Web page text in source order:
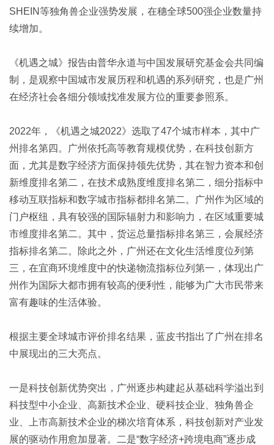
SHEIN等独角兽企业强势发展，在穗全球500强企业数量持
续增加。
《机遇之城》报告由普华永道与中国发展研究基金会共同编
制，是观察中国城市发展历程和机遇的系列研究，也是广州
在经济社会各细分领域找准发展方位的重要参照系。
2022年，《机遇之城2022》选取了47个城市样本，其中广
州排名第四。广州依托高等教育规模优势，在科技创新方
面，尤其是数字经济方面保持领先优势，其在智力资本和创
新维度排名第二，在技术成熟度维度排名第二，细分指标中
移动互联指标和数字城市指标都排名第二。广州作为区域的
门户枢纽，具有较强的国际辐射力和影响力，在区域重要城
市维度排名第二。其中，货运总量指标排名第三，会展经济
指标排名第二。除此之外，广州还在文化生活维度位列第
三，在宜商环境维度中的快递物流指标位列第一，体现出广
州作为国际大都市拥有较高的便利性，能够为广大市民带来
富有趣味的生活体验。
根据主要全球城市评价排名结果，蓝皮书指出了广州在排名
中展现出的三大亮点。
一是科技创新优势突出，广州逐步构建起从基础科学溢出到
科技型中小企业、高新技术企业、硬科技企业、独角兽企
业、上市高新技术企业的梯次培育体系，科技创新对产业发
展的驱动作用愈加显著。二是“数字经济+跨境电商”逐步成